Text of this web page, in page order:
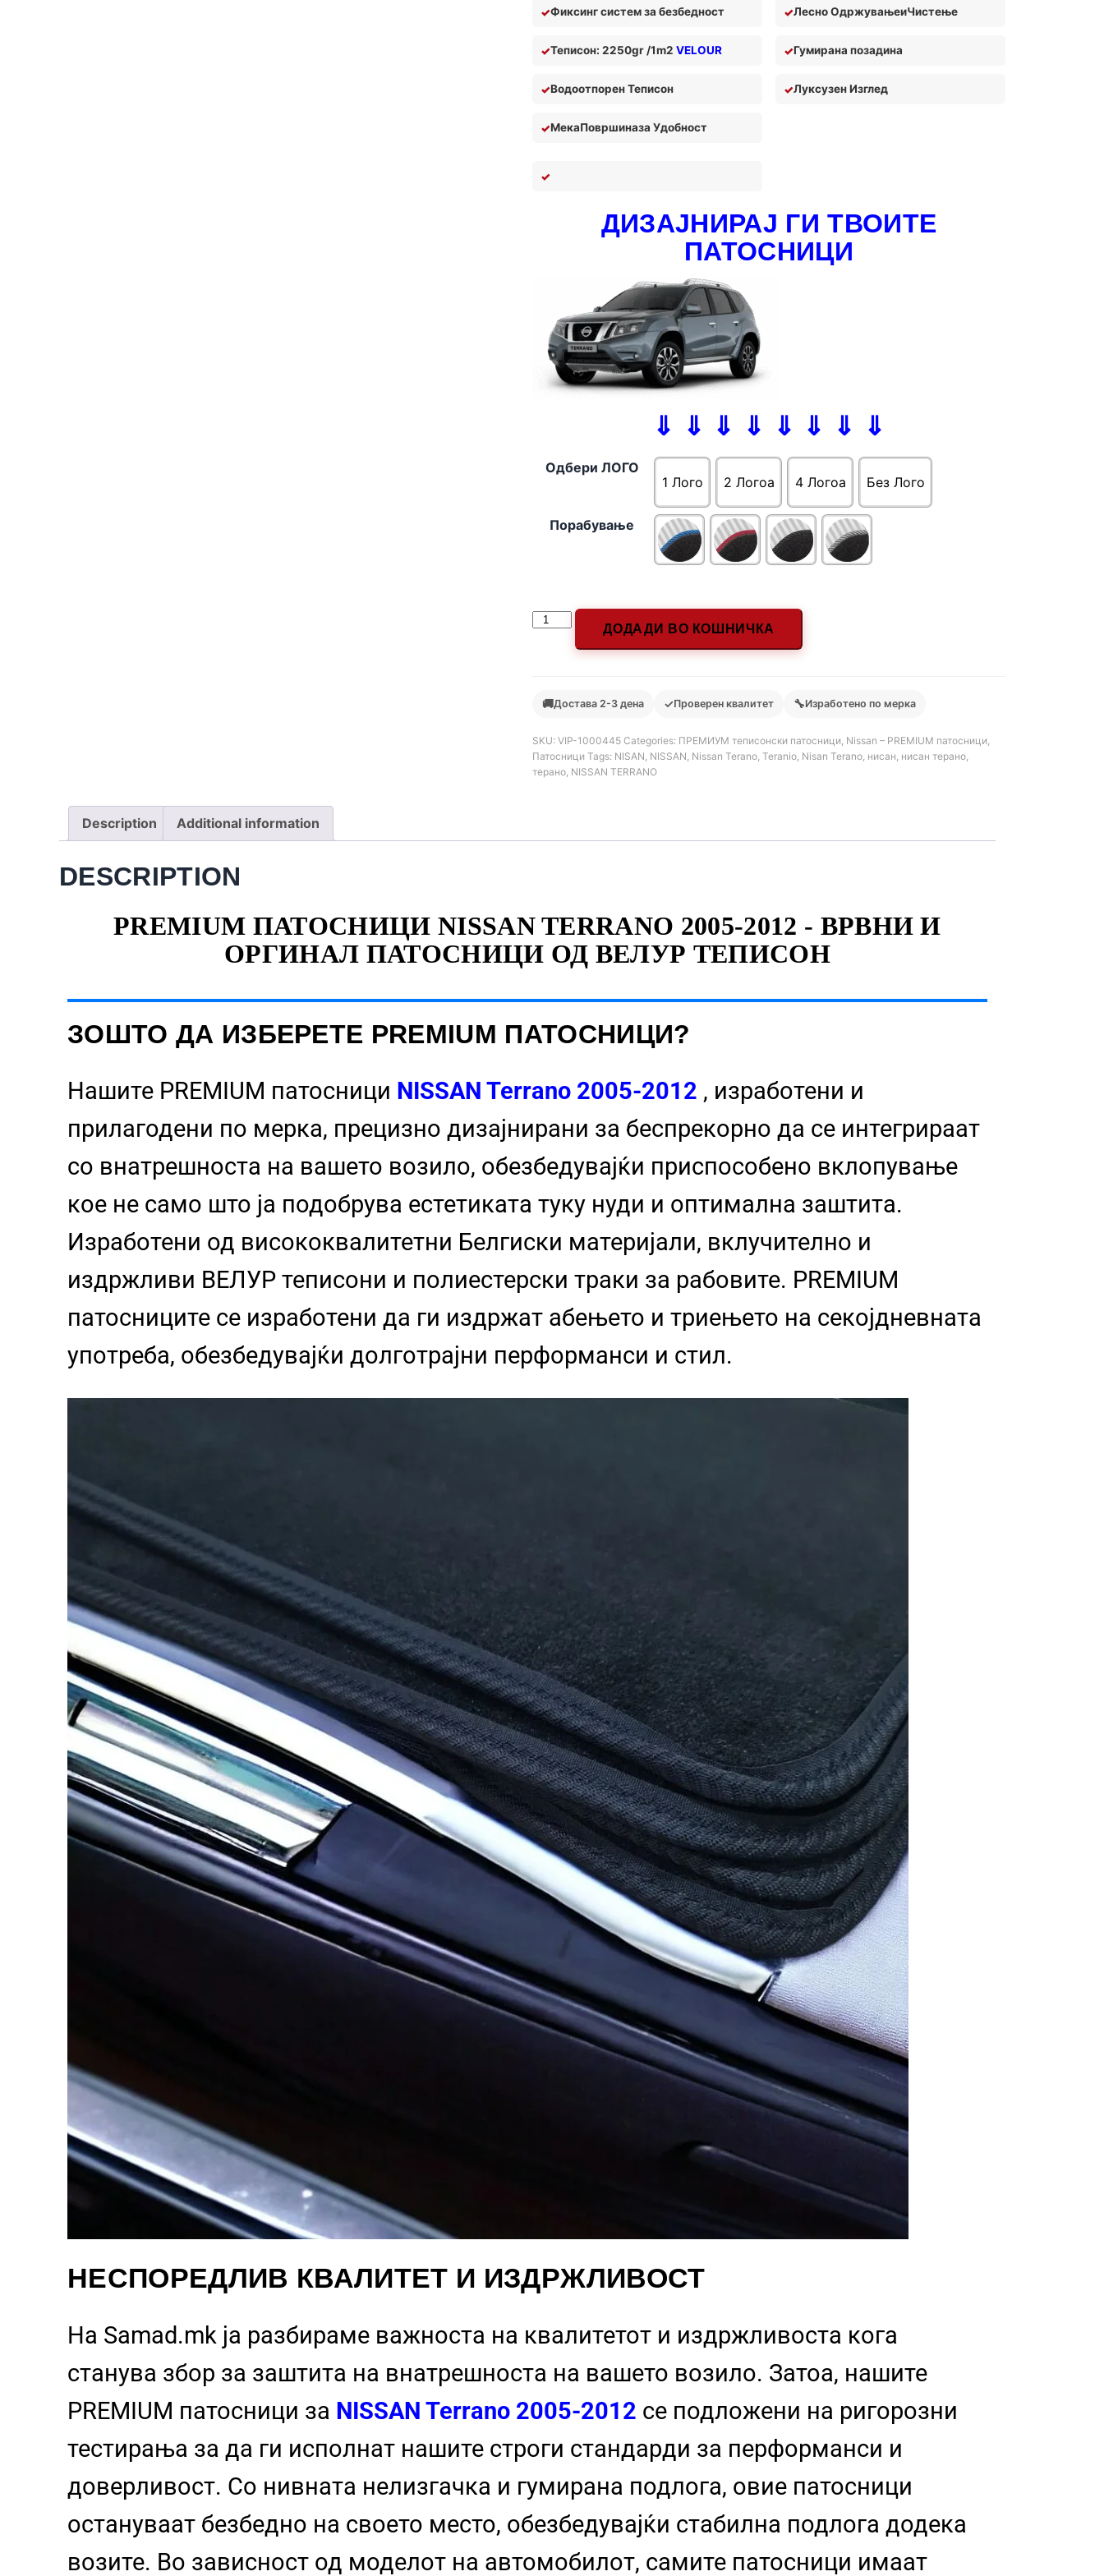
Фиксинг систем за безбедност Лесно ОдржувањеиЧистење
Теписон: 2250gr /1m2 VELOUR Гумирана позадина
Водоотпорен Теписон Луксузен Изглед
МекаПовршиназа Удобност
ДИЗАЈНИРАЈ ГИ ТВОИТЕ
ПАТОСНИЦИ
⇓ ⇓ ⇓ ⇓ ⇓ ⇓ ⇓ ⇓
Одбери ЛОГО
1 Лого
2 Логоa 4 Логоa Без Лого
Порабување
ДОДАДИ ВО КОШНИЧКА
🚚Достава 2-3 дена ✓Проверен квалитет 🔧Изработено по мерка
SKU: VIP-1000445 Categories: ПРЕМИУМ теписонски патосници, Nissan – PREMIUM патосници,
Патосници Tags: NISAN, NISSAN, Nissan Terano, Teranio, Nisan Terano, нисан, нисан терано,
терано, NISSAN TERRANO
Description Additional information
DESCRIPTION
PREMIUM ПАТОСНИЦИ NISSAN TERRANO 2005-2012 - ВРВНИ И
ОРГИНАЛ ПАТОСНИЦИ ОД ВЕЛУР ТЕПИСОН
ЗОШТО ДА ИЗБЕРЕТЕ PREMIUM ПАТОСНИЦИ?
Нашите PREMIUM патосници NISSAN Terrano 2005-2012 , изработени и
прилагодени по мерка, прецизно дизајнирани за беспрекорно да се интегрираат
со внатрешноста на вашето возило, обезбедувајќи приспособено вклопување
кое не само што ја подобрува естетиката туку нуди и оптимална заштита.
Изработени од висококвалитетни Белгиски материјали, вклучително и
издржливи ВЕЛУР теписони и полиестерски траки за рабовите. PREMIUM
патосниците се изработени да ги издржат абењето и триењето на секојдневната
употреба, обезбедувајќи долготрајни перформанси и стил.
НЕСПОРЕДЛИВ КВАЛИТЕТ И ИЗДРЖЛИВОСТ
На Samad.mk ја разбираме важноста на квалитетот и издржливоста кога
станува збор за заштита на внатрешноста на вашето возило. Затоа, нашите
PREMIUM патосници за NISSAN Terrano 2005-2012 се подложени на ригорозни
тестирања за да ги исполнат нашите строги стандарди за перформанси и
доверливост. Со нивната нелизгачка и гумирана подлога, овие патосници
остануваат безбедно на своето место, обезбедувајќи стабилна подлога додека
возите. Во зависност од моделот на автомобилот, самите патосници имаат